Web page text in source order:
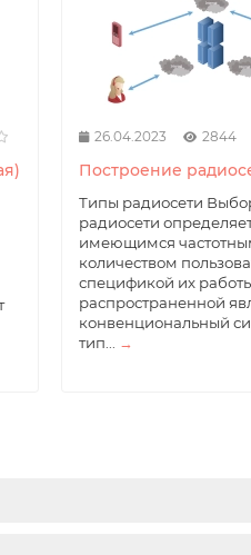
26.04.2023 2844
Построение
Типы радиосети
радиосети
имеющимся
количеством
спецификой их
распространенной
конвенциональный
тип...
→